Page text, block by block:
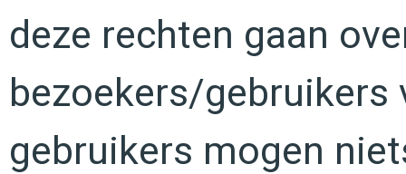
deze rechten gaan
bezoekers/gebruikers
gebruikers mogen